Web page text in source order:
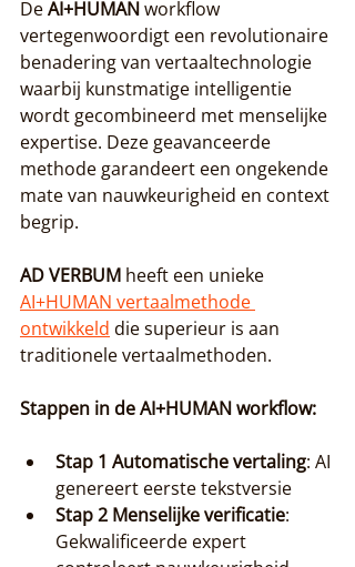
De AI+HUMAN workflow
vertegenwoordigt een revolutionaire
benadering van vertaaltechnologie
waarbij kunstmatige intelligentie
wordt gecombineerd met menselijke
expertise. Deze geavanceerde
methode garandeert een ongekende
mate van nauwkeurigheid en context
begrip.
AD VERBUM heeft een unieke
AI+HUMAN vertaalmethode
ontwikkeld die superieur is aan
traditionele vertaalmethoden.
Stappen in de AI+HUMAN workflow:
Stap 1 Automatische vertaling: AI
genereert eerste tekstversie
Stap 2 Menselijke verificatie:
Gekwalificeerde expert